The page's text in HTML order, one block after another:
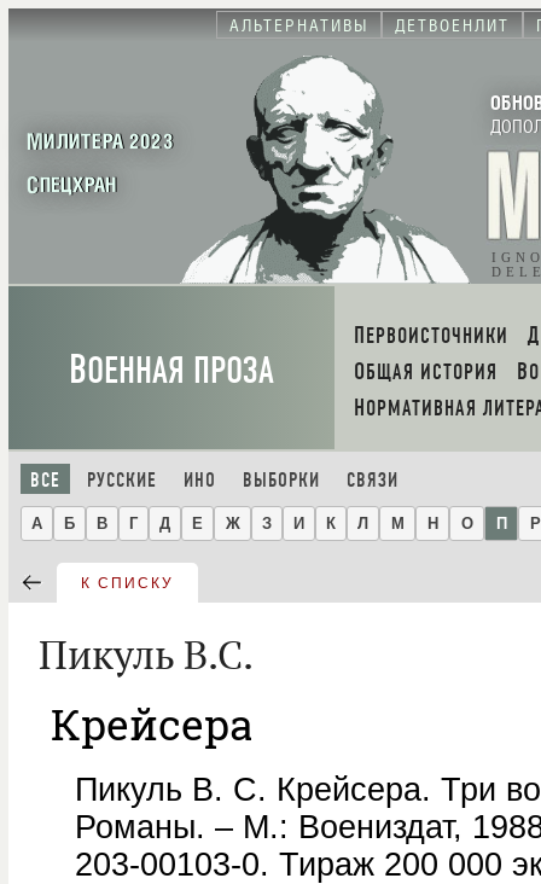
АЛЬТЕРНАТИВЫ ДЕТВОЕНЛИТ
МИЛИТЕРА 2023
СПЕЦХРАН
ВОЕННАЯ ПРОЗА
ПЕРВОИСТОЧНИКИ
ОБЩАЯ ИСТОРИЯ
НОРМАТИВНАЯ
ВСЕ РУССКИЕ ИНО ВЫБОРКИ СВЯЗИ
А Б В Г Д Е Ж З И К Л М Н О П Р
К СПИСКУ
Пикуль В.С.
Крейсера
Пикуль В. С. Крейсера. Три
Романы. – М.: Воениздат,
203-00103-0. Тираж 200 000